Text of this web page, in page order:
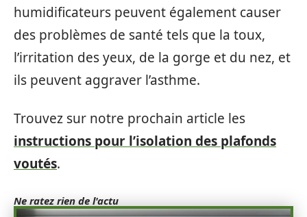
humidificateurs peuvent également causer
des problèmes de santé tels que la toux,
l’irritation des yeux, de la gorge et du nez, et
ils peuvent aggraver l’asthme.
Trouvez sur notre prochain article les
instructions pour l’isolation des plafonds
voutés.
Ne ratez rien de l'actu